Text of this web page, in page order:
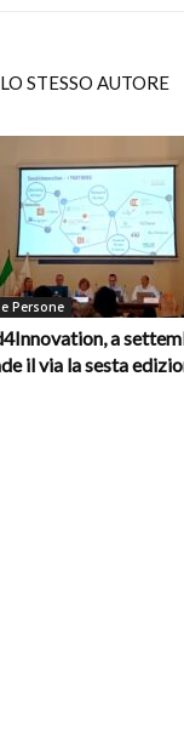
STESSO AUTORE
Persone
a
il via la sesta